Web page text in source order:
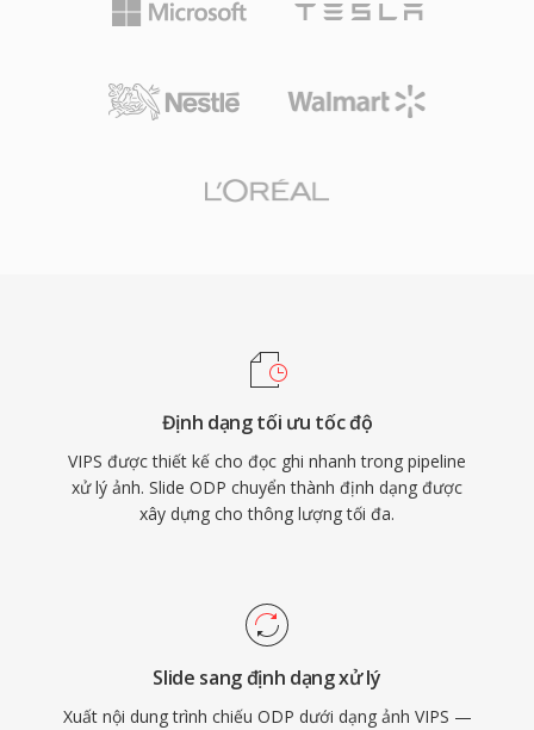
Định dạng tối ưu tốc độ
VIPS được thiết kế cho đọc ghi nhanh trong pipeline
xử lý ảnh. Slide ODP chuyển thành định dạng được
xây dựng cho thông lượng tối đa.
Slide sang định dạng xử lý
Xuất nội dung trình chiếu ODP dưới dạng ảnh VIPS —